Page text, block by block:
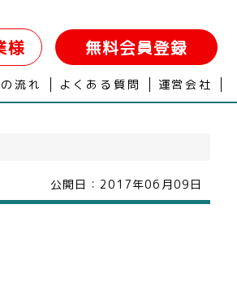
様 無料会員登録
流れ よくある質問 運営会社
公開日： 2017年06月09日